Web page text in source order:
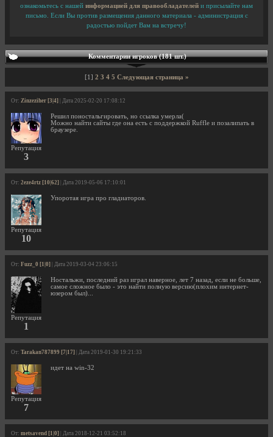
ознакомьтесь с нашей информацией для правообладателей и присылайте нам
письмо. Если Вы против размещения данного материала - администрация с
радостью пойдет Вам на встречу!
Комментарии игроков (181 шт.)
[1] 2 3 4 5 Следующая страница »
От: Zinzeziher [3|4] | Дата 2025-02-20 17:08:12
Репутация
3
Решил поностальгировать, но ссылка умерла(
Можно найти сайты где она есть с поддержкой Ruffle и позалипать в
браузере.
От: 2eze4rtz [10|62] | Дата 2019-05-06 17:10:01
Репутация
10
Упоротая игра про гладиаторов.
От: Fuzz_0 [1|0] | Дата 2019-03-04 23:06:15
Репутация
1
Ностальжи, последний раз играл наверное, лет 7 назад, если не больше,
самое сложное было - это найти полную версию(плохим интернет-
юзером был)...
От: Tarakan787899 [7|17] | Дата 2019-01-30 19:21:33
Репутация
7
идет на win-32
От: metsavend [1|0] | Дата 2018-12-21 03:52:18